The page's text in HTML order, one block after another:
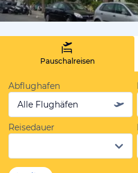
Pauschalreisen
Abflughafen
Alle Flughäfen
Reisedauer